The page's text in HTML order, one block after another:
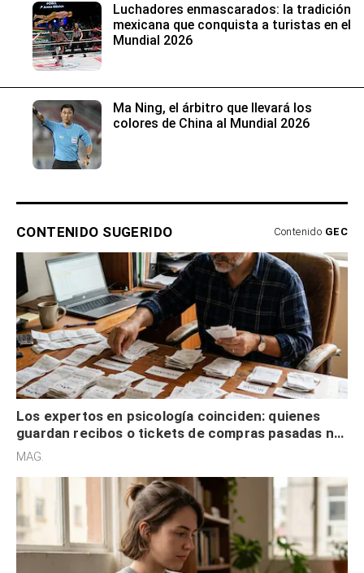
Luchadores enmascarados: la tradición
mexicana que conquista a turistas en el
Mundial 2026
Ma Ning, el árbitro que llevará los
colores de China al Mundial 2026
CONTENIDO SUGERIDO Contenido GEC
Los expertos en psicología coinciden: quienes
guardan recibos o tickets de compras pasadas no
son acumuladores, sino que tienen necesidad de
MAG.